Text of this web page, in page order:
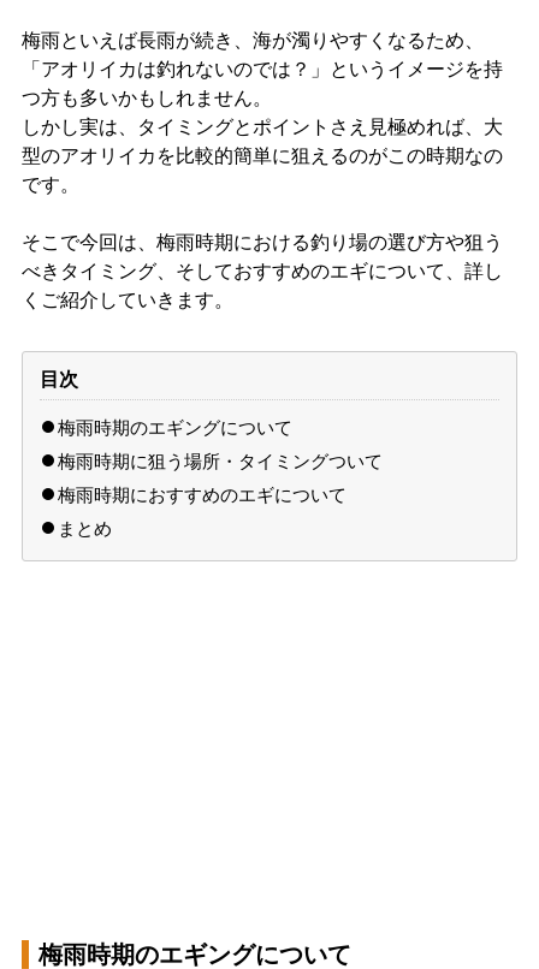
梅雨といえば長雨が続き、海が濁りやすくなるため、
「アオリイカは釣れないのでは？」というイメージを持
つ方も多いかもしれません。
しかし実は、タイミングとポイントさえ見極めれば、大
型のアオリイカを比較的簡単に狙えるのがこの時期なの
です。
そこで今回は、梅雨時期における釣り場の選び方や狙う
べきタイミング、そしておすすめのエギについて、詳し
くご紹介していきます。
目次
梅雨時期のエギングについて
梅雨時期に狙う場所・タイミングついて
梅雨時期におすすめのエギについて
まとめ
梅雨時期のエギングについて